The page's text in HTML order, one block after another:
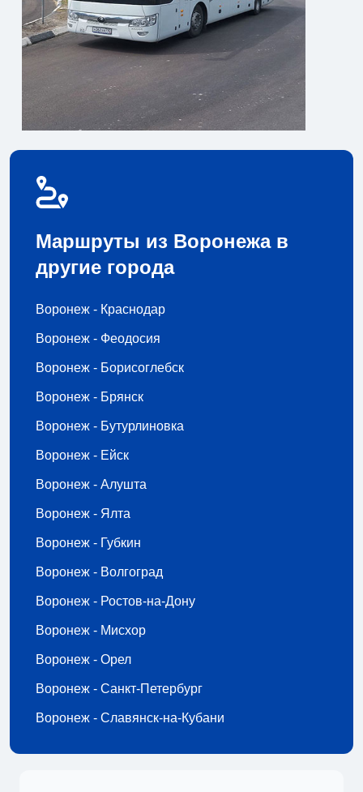
Маршруты из Воронежа в
другие города
Воронеж - Краснодар
Воронеж - Феодосия
Воронеж - Борисоглебск
Воронеж - Брянск
Воронеж - Бутурлиновка
Воронеж - Ейск
Воронеж - Алушта
Воронеж - Ялта
Воронеж - Губкин
Воронеж - Волгоград
Воронеж - Ростов-на-Дону
Воронеж - Мисхор
Воронеж - Орел
Воронеж - Санкт-Петербург
Воронеж - Славянск-на-Кубани